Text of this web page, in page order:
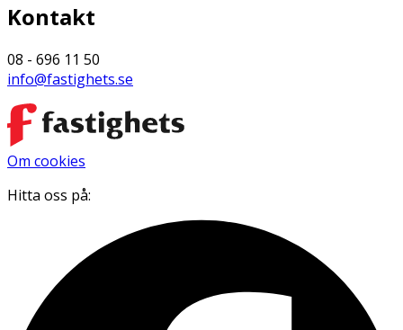
Kontakt
08 - 696 11 50
info@fastighets.se
Om cookies
Hitta oss på: